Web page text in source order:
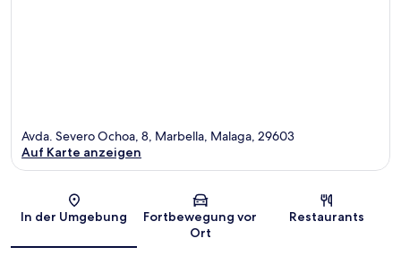
Karte
Avda. Severo Ochoa, 8, Marbella, Malaga, 29603
Auf Karte anzeigen
In der Umgebung
Fortbewegung vor
Ort
Restaurants